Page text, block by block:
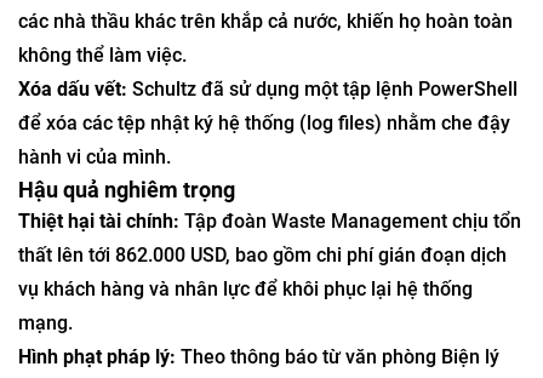
các nhà thầu khác trên khắp cả nước, khiến họ hoàn toàn
không thể làm việc.
Xóa dấu vết: Schultz đã sử dụng một tập lệnh PowerShell
để xóa các tệp nhật ký hệ thống (log files) nhằm che đậy
hành vi của mình.
Hậu quả nghiêm trọng
Thiệt hại tài chính: Tập đoàn Waste Management chịu tổn
thất lên tới 862.000 USD, bao gồm chi phí gián đoạn dịch
vụ khách hàng và nhân lực để khôi phục lại hệ thống
mạng.
Hình phạt pháp lý: Theo thông báo từ văn phòng Biện lý